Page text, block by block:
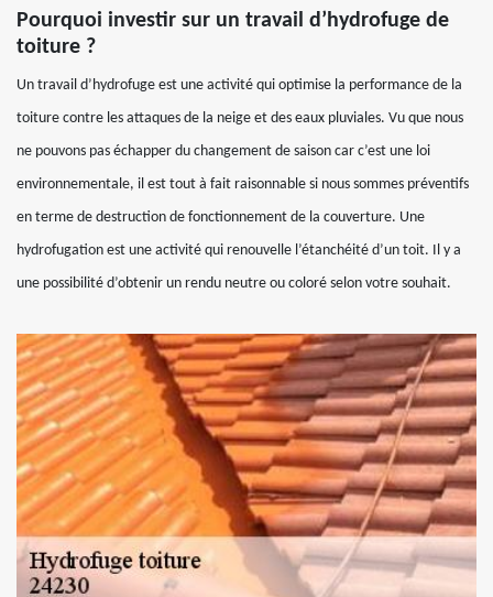
Pourquoi investir sur un travail d’hydrofuge de
toiture ?
Un travail d’hydrofuge est une activité qui optimise la performance de la
toiture contre les attaques de la neige et des eaux pluviales. Vu que nous
ne pouvons pas échapper du changement de saison car c’est une loi
environnementale, il est tout à fait raisonnable si nous sommes préventifs
en terme de destruction de fonctionnement de la couverture. Une
hydrofugation est une activité qui renouvelle l’étanchéité d’un toit. Il y a
une possibilité d’obtenir un rendu neutre ou coloré selon votre souhait.